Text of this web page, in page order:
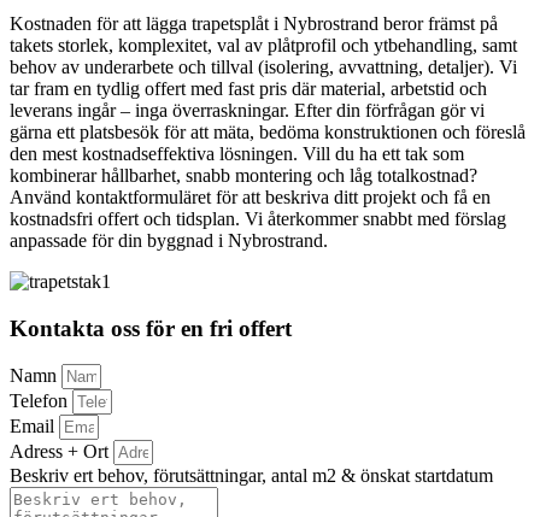
Kostnaden för att lägga trapetsplåt i Nybrostrand beror främst på
takets storlek, komplexitet, val av plåtprofil och ytbehandling, samt
behov av underarbete och tillval (isolering, avvattning, detaljer). Vi
tar fram en tydlig offert med fast pris där material, arbetstid och
leverans ingår – inga överraskningar. Efter din förfrågan gör vi
gärna ett platsbesök för att mäta, bedöma konstruktionen och föreslå
den mest kostnadseffektiva lösningen. Vill du ha ett tak som
kombinerar hållbarhet, snabb montering och låg totalkostnad?
Använd kontaktformuläret för att beskriva ditt projekt och få en
kostnadsfri offert och tidsplan. Vi återkommer snabbt med förslag
anpassade för din byggnad i Nybrostrand.
Kontakta oss för en fri offert
Namn
Telefon
Email
Adress + Ort
Beskriv ert behov, förutsättningar, antal m2 & önskat startdatum